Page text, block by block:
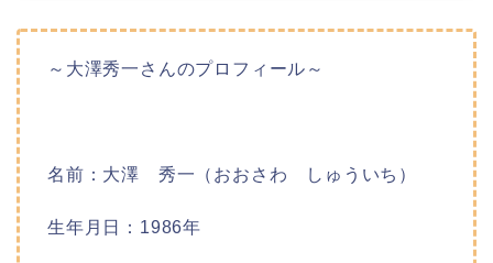
～大澤秀一さんのプロフィール～
名前：大澤 秀一（おおさわ しゅういち）
生年月日：1986年